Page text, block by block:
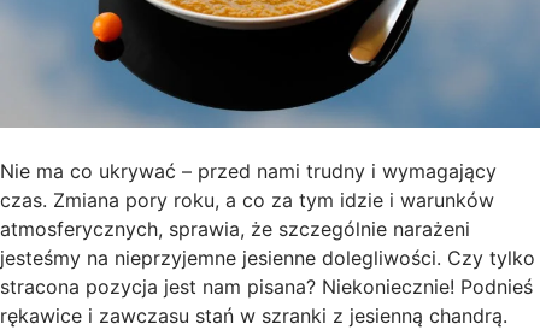
Nie ma co ukrywać – przed nami trudny i wymagający
czas. Zmiana pory roku, a co za tym idzie i warunków
atmosferycznych, sprawia, że szczególnie narażeni
jesteśmy na nieprzyjemne jesienne dolegliwości. Czy tylko
stracona pozycja jest nam pisana? Niekoniecznie! Podnieś
rękawice i zawczasu stań w szranki z jesienną chandrą.